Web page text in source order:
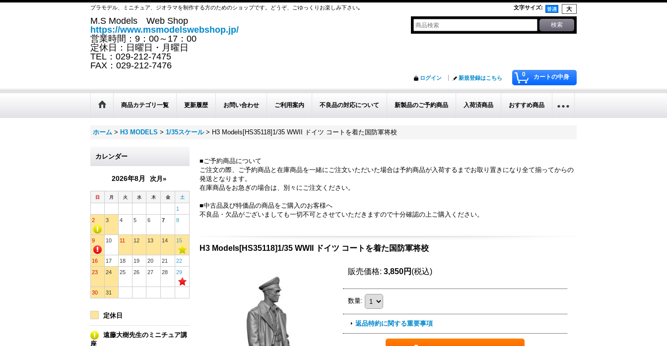
プラモデル、ミニチュア、ジオラマを制作する方のためのショップです。どうぞ、ごゆっくりお楽しみ下さい｡ 文字サイズ:
M.S Models Web Shop
https://www.msmodelswebshop.jp/
営業時間：9：00～17：00
定休日：日曜日・月曜日
TEL：029-212-7475
FAX：029-212-7476
0 カートの中身
ログイン 新規登録はこちら
商品カテゴリ一覧 更新履歴 お問い合わせ ご利用案内 不良品の対応について 新製品のご予約商品 入荷済商品 おすすめ商品
ホーム > H3 MODELS > 1/35スケール > H3 Models[HS35118]1/35 WWII ドイツ コートを着た国防軍将校
カレンダー
2026年8月 次月»
日 月 火 水 木 金 土
1
2
3 4 5 6 7 8
9 10 11 12 13 14 15
16 17 18 19 20 21
22
23
24 25 26 27 28 29
30 31
定休日
遠藤大樹先生のミニチュア講
座
■ご予約商品について
ご注文の際、ご予約商品と在庫商品を一緒にご注文いただいた場合は予約商品が入荷するまでお取り置きになり全て揃ってからの
発送となります。
在庫商品をお急ぎの場合は、別々にご注文ください。
■中古品及び特価品の商品をご購入のお客様へ
不良品・欠品がございましても一切不可とさせていただきますので十分確認の上ご購入ください。
H3 Models[HS35118]1/35 WWII ドイツ コートを着た国防軍将校
販売価格: 3,850円 (税込)
数量:
返品特約に関する重要事項